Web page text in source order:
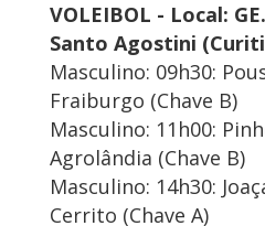
VOLEIBOL - Local:
Santo Agostini
Masculino: 09h30:
Fraiburgo (Chave B)
Masculino: 11h00:
Agrolândia (Chave B)
Masculino: 14h30:
Cerrito (Chave A)